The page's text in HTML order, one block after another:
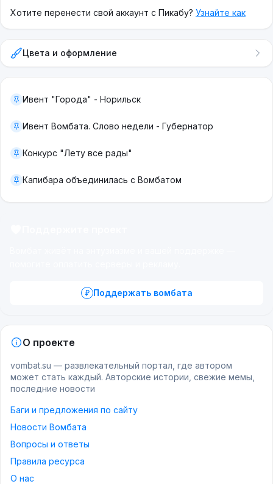
Хотите перенести свой аккаунт с Пикабу? Узнайте как
Цвета и оформление
Ивент "Города" - Норильск
Ивент Вомбата. Слово недели - Губернатор
Конкурс "Лету все рады"
Капибара объединилась с Вомбатом
Поддержать вомбата
О проекте
vombat.su — развлекательный портал, где автором
может стать каждый. Авторские истории, свежие мемы,
последние новости
Баги и предложения по сайту
Новости Вомбата
Вопросы и ответы
Правила ресурса
О нас